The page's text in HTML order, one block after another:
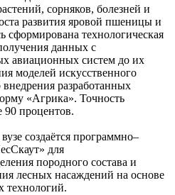
сорняков, болезней и
развития яровой пшеницы и
сформирована технологическая
данных с
авиационных систем до их
моделей искусственного
разработанных
«Агрика». Точность
90 процентов.
создаётся программно–
для
породного состава и
лесных насаждений на основе
технологий.